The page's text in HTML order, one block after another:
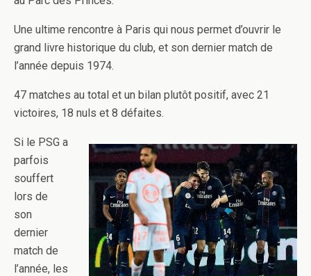
Une ultime rencontre à Paris qui nous permet d’ouvrir le
grand livre historique du club, et son dernier match de
l’année depuis 1974.
47 matches au total et un bilan plutôt positif, avec 21
victoires, 18 nuls et 8 défaites.
Si le PSG a
parfois
souffert
lors de
son
dernier
match de
l’année, les